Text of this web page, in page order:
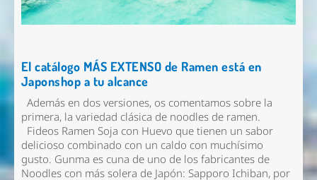
El catálogo MÁS EXTENSO de Ramen está en
Japonshop a tu alcance
Además en dos versiones, os comentamos sobre la
primera, la variedad clásica de noodles de ramen.
Fideos Ramen Soja con Huevo que tienen un sabor
delicioso combinado con un caldo con muchísimo
gusto. Gunma es cuna de uno de los fabricantes de
Noodles con más solera de Japón: Sapporo Ichiban, por